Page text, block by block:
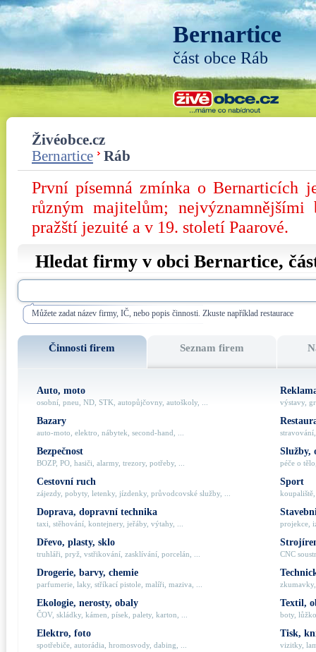
Bernartice
část obce Ráb
Živéobce.cz
Bernartice
Ráb
První písemná zmínka o Bernarticích
různým majitelům;
pražští jezuité a v 19. století Paarové.
Hledat firmy v obci Bernartice,
Můžete zadat název firmy, IČ, nebo popis činnosti. Zkuste například restaurace
Činnosti firem Seznam firem
Auto, moto
osobní, pneu, ND, STK, autopůjčovny, autoškoly, ...
Bazary
auto-moto, elektro, nábytek, second-hand, ...
Bezpečnost
BOZP, PO, hasiči, alarmy, trezory, potřeby, ...
Cestovní ruch
zájezdy, pobyty, letenky, jízdenky, průvodcovské služby, ...
Doprava, dopravní technika
taxi, stěhování, kontejnery, jeřáby, výtahy, ...
Dřevo, plasty, sklo
truhláři, pryž, vstřikování, zasklívání, porcelán, ...
Drogerie, barvy, chemie
parfumerie, laky, stříkací pistole, malíři, maziva, ...
Ekologie, nerosty, obaly
ČOV, skládky, kámen, písek, palety, karton, ...
Elektro, foto
spotřebiče, autorádia, hromosvody, dabing, ...
výstavy,
Služby,
péče o
Sport
projekce,
CNC
Textil,
boty,
Tisk,
vizitky,